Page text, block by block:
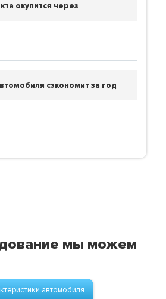
окупится через
сэкономит за год
мы можем
автомобиля